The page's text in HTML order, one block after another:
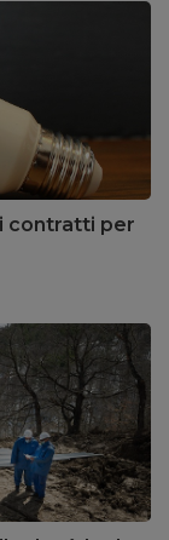
contratti per